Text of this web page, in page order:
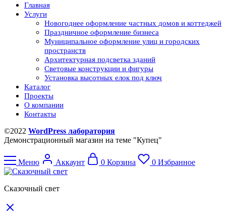
Главная
Услуги
Новогоднее оформление частных домов и коттеджей
Праздничное оформление бизнеса
Муниципальное оформление улиц и городских
пространств
Архитектурная подсветка зданий
Световые конструкции и фигуры
Установка высотных елок под ключ
Каталог
Проекты
О компании
Контакты
©2022 WordPress лаборатория
Демонстрационный магазин на теме "Купец"
Меню Аккаунт 0 Корзина 0 Избранное
Сказочный свет